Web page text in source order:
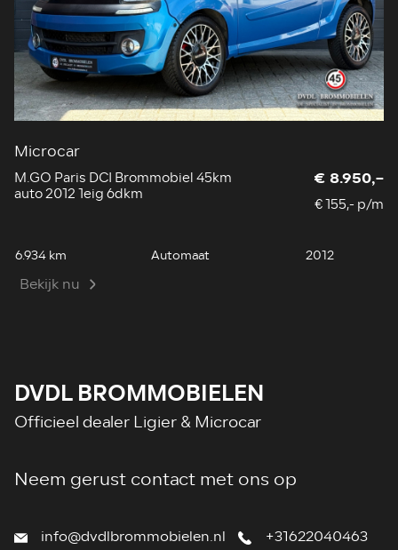
Microcar
M.GO Paris DCI Brommobiel 45km
auto 2012 1eig 6dkm
€ 8.950,-
€ 155,- p/m
6.934 km Automaat 2012
Bekijk nu
DVDL BROMMOBIELEN
Officieel dealer Ligier & Microcar
Neem gerust contact met ons op
info@dvdlbrommobielen.nl +31622040463